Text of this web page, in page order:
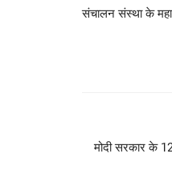
संचालन संस्था के
मोदी सरकार के